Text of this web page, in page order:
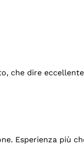
che dire eccellente
Esperienza più